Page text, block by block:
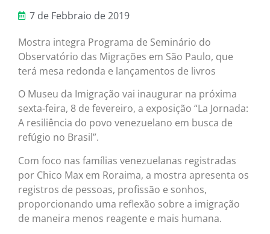
7 de Febbraio de 2019
Mostra integra Programa de Seminário do
Observatório das Migrações em São Paulo, que
terá mesa redonda e lançamentos de livros
O Museu da Imigração vai inaugurar na próxima
sexta-feira, 8 de fevereiro, a exposição “La Jornada:
A resiliência do povo venezuelano em busca de
refúgio no Brasil”.
Com foco nas famílias venezuelanas registradas
por Chico Max em Roraima, a mostra apresenta os
registros de pessoas, profissão e sonhos,
proporcionando uma reflexão sobre a imigração
de maneira menos reagente e mais humana.